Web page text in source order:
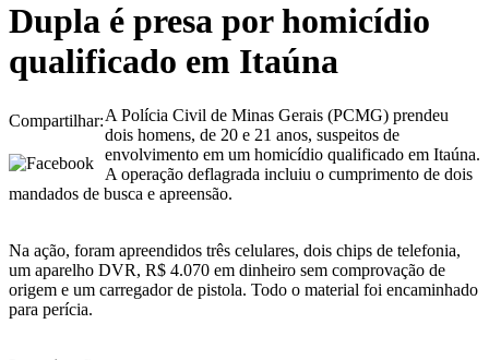
Dupla é presa por homicídio
qualificado em Itaúna
Compartilhar:A Polícia Civil de Minas Gerais (PCMG) prendeu
dois homens, de 20 e 21 anos, suspeitos de
envolvimento em um homicídio qualificado em Itaúna.
A operação deflagrada incluiu o cumprimento de dois
mandados de busca e apreensão.
Na ação, foram apreendidos três celulares, dois chips de telefonia,
um aparelho DVR, R$ 4.070 em dinheiro sem comprovação de
origem e um carregador de pistola. Todo o material foi encaminhado
para perícia.